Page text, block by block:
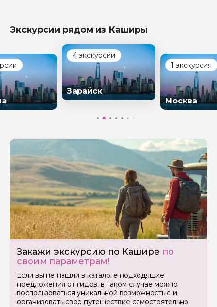
Экскурсии рядом из Каширы
4 экскурсии
Зарайск
1 экскурсия
Москва
Закажи экскурсию по Кашире по
своим параметрам!
Если вы не нашли в каталоге подходящие
предложения от гидов, в таком случае можно
воспользоваться уникальной возможностью и
организовать своё путешествие самостоятельно
Задайте свой вопрос гиду
Ваша электронная почта